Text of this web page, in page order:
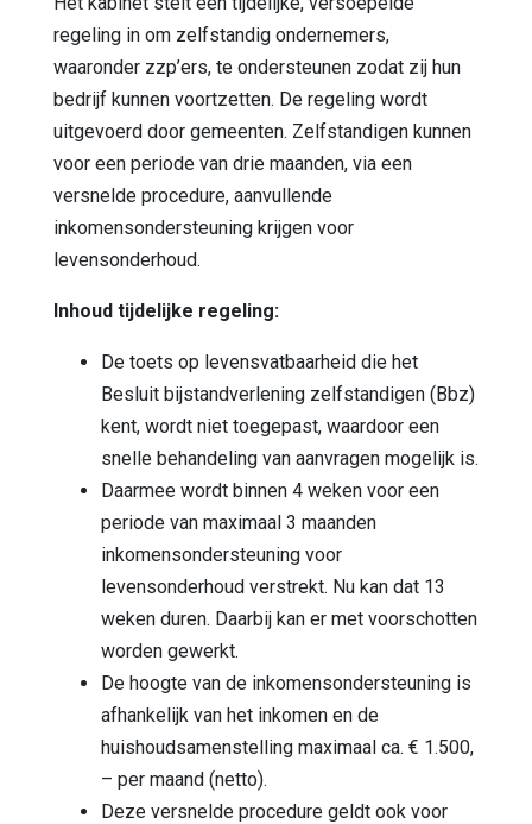
regeling in om zelfstandig ondernemers,
waaronder zzp’ers, te ondersteunen zodat zij hun
bedrijf kunnen voortzetten. De regeling wordt
uitgevoerd door gemeenten. Zelfstandigen kunnen
voor een periode van drie maanden, via een
versnelde procedure, aanvullende
inkomensondersteuning krijgen voor
levensonderhoud.
Inhoud tijdelijke regeling:
De toets op levensvatbaarheid die het
Besluit bijstandverlening zelfstandigen (Bbz)
kent, wordt niet toegepast, waardoor een
snelle behandeling van aanvragen mogelijk is.
Daarmee wordt binnen 4 weken voor een
periode van maximaal 3 maanden
inkomensondersteuning voor
levensonderhoud verstrekt. Nu kan dat 13
weken duren. Daarbij kan er met voorschotten
worden gewerkt.
De hoogte van de inkomensondersteuning is
afhankelijk van het inkomen en de
huishoudsamenstelling maximaal ca. € 1.500,
– per maand (netto).
Deze versnelde procedure geldt ook voor